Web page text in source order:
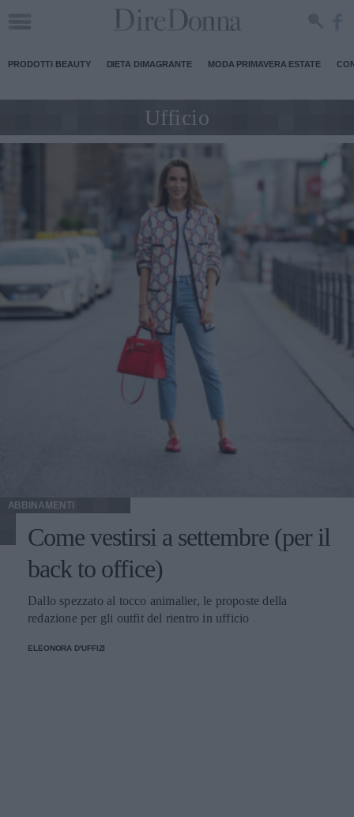
PRODOTTI BEAUTY DIETA DIMAGRANTE MODA PRIMAVERA ESTATE
Ufficio
ABBINAMENTI
Come vestirsi a settembre (per il
back to office)
Dallo spezzato al tocco animalier, le proposte della
redazione per gli outfit del rientro in ufficio
ELEONORA D'UFFIZI